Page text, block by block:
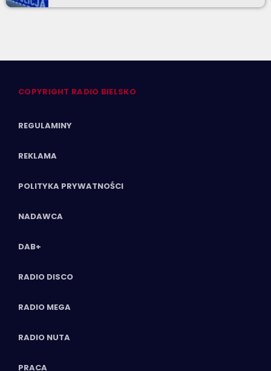
COPYRIGHT RADIO BIELSKO
REGULAMINY
REKLAMA
POLITYKA PRYWATNOŚCI
NADAWCA
DAB+
RADIO DISCO
RADIO MEGA
RADIO NUTA
PRACA